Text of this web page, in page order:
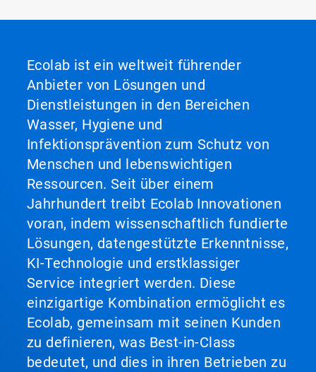
Ecolab ist ein weltweit führender
Anbieter von Lösungen und
Dienstleistungen in den Bereichen
Wasser, Hygiene und
Infektionsprävention zum Schutz von
Menschen und lebenswichtigen
Ressourcen. Seit über einem
Jahrhundert treibt Ecolab Innovationen
voran, indem wissenschaftlich fundierte
Lösungen, datengestützte Erkenntnisse,
KI-Technologie und erstklassiger
Service integriert werden. Diese
einzigartige Kombination ermöglicht es
Ecolab, gemeinsam mit seinen Kunden
zu definieren, was Best-in-Class
bedeutet, und dies in ihren Betrieben zu